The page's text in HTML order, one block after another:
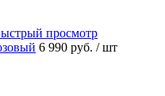
просмотр
6 990 руб. / шт